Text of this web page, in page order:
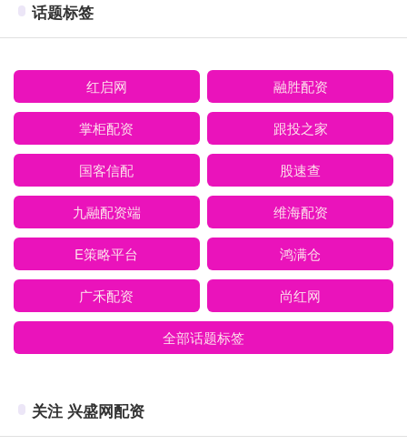
话题标签
红启网 融胜配资
掌柜配资 跟投之家
国客信配 股速查
九融配资端 维海配资
E策略平台 鸿满仓
广禾配资 尚红网
全部话题标签
关注 兴盛网配资